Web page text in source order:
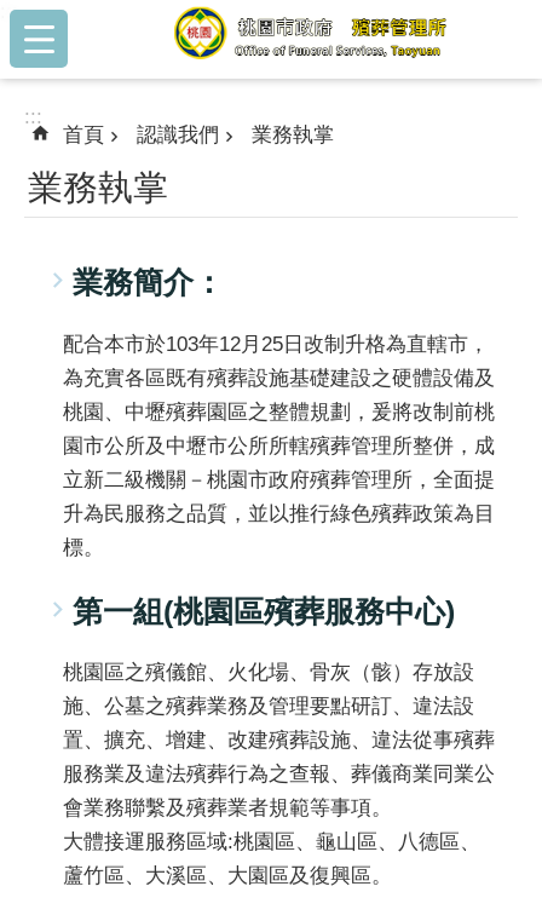
跳到主要內容區塊
:::
:::
首頁 認識我們 業務執掌
業務執掌
業務簡介：
配合本市於103年12月25日改制升格為直轄市，
為充實各區既有殯葬設施基礎建設之硬體設備及
桃園、中壢殯葬園區之整體規劃，爰將改制前桃
園市公所及中壢市公所所轄殯葬管理所整併，成
立新二級機關－桃園市政府殯葬管理所，全面提
升為民服務之品質，並以推行綠色殯葬政策為目
標。
第一組(桃園區殯葬服務中心)
桃園區之殯儀館、火化場、骨灰（骸）存放設
施、公墓之殯葬業務及管理要點研訂、違法設
置、擴充、增建、改建殯葬設施、違法從事殯葬
服務業及違法殯葬行為之查報、葬儀商業同業公
會業務聯繫及殯葬業者規範等事項。
大體接運服務區域:桃園區、龜山區、八德區、
蘆竹區、大溪區、大園區及復興區。